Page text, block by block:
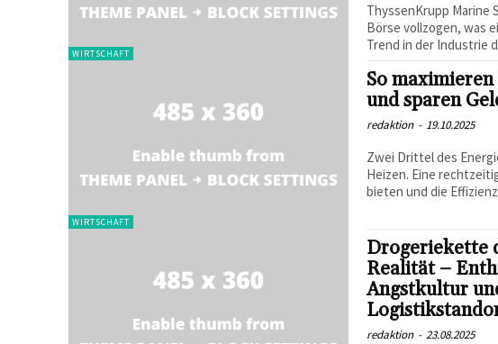
WIRTSCHAFT
ThyssenKrupp Marine
Börse vollzogen, was
Trend in der Industrie
WIRTSCHAFT
So
und sparen
redaktion - 19.10.2025
Zwei Drittel des
Heizen. Eine
bieten und die
Drogeriekette
Realität –
Angstkultur
redaktion - 23.08.2025